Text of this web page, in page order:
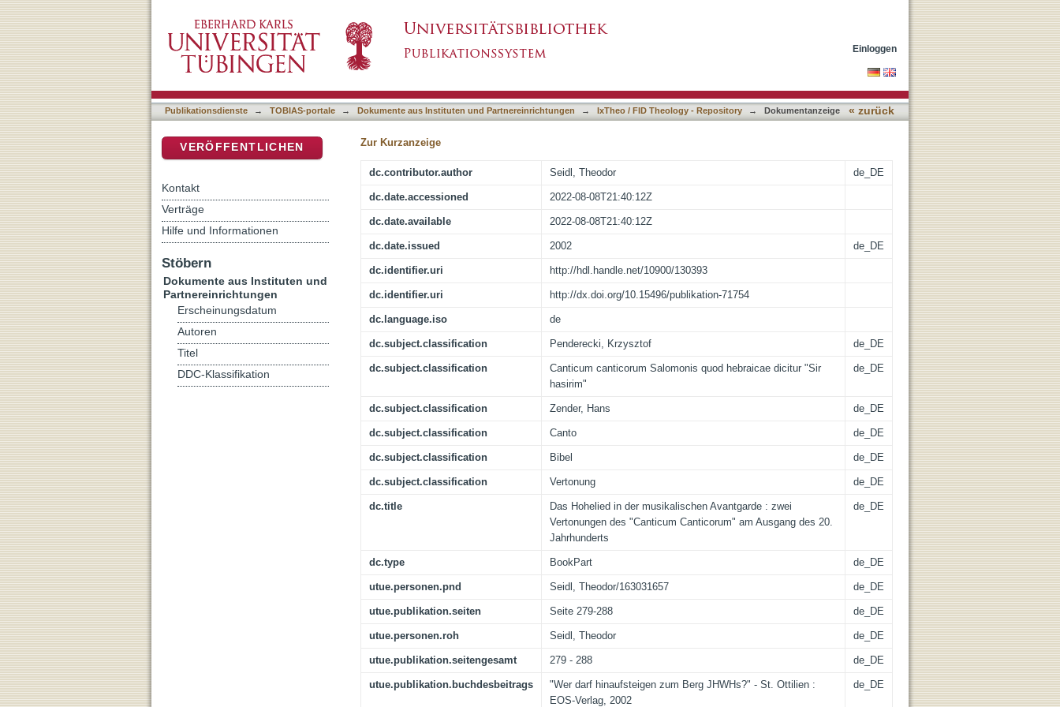
Ausgang des 20. Jahrhunderts
Einloggen
Publikationsdienste → TOBIAS-portale → Dokumente aus Instituten und Partnereinrichtungen → IxTheo / FID Theology - Repository → Dokumentanzeige « zurück
Zur Kurzanzeige
dc.contributor.author Seidl, Theodor de_DE
dc.date.accessioned 2022-08-08T21:40:12Z
dc.date.available 2022-08-08T21:40:12Z
dc.date.issued 2002 de_DE
dc.identifier.uri http://hdl.handle.net/10900/130393
dc.identifier.uri http://dx.doi.org/10.15496/publikation-71754
dc.language.iso de
dc.subject.classification Penderecki, Krzysztof de_DE
dc.subject.classification
Canticum canticorum Salomonis quod hebraicae dicitur "Sir
hasirim"
de_DE
dc.subject.classification Zender, Hans de_DE
dc.subject.classification Canto de_DE
dc.subject.classification Bibel de_DE
dc.subject.classification Vertonung de_DE
dc.title
Das Hohelied in der musikalischen Avantgarde : zwei
Vertonungen des "Canticum Canticorum" am Ausgang des 20.
Jahrhunderts
de_DE
dc.type BookPart de_DE
utue.personen.pnd Seidl, Theodor/163031657 de_DE
utue.publikation.seiten Seite 279-288 de_DE
utue.personen.roh Seidl, Theodor de_DE
utue.publikation.seitengesamt 279 - 288 de_DE
utue.publikation.buchdesbeitrags
"Wer darf hinaufsteigen zum Berg JHWHs?" - St. Ottilien :
EOS-Verlag, 2002
de_DE
VERÖFFENTLICHEN
Kontakt
Verträge
Hilfe und Informationen
Stöbern
Dokumente aus Instituten und
Partnereinrichtungen
Erscheinungsdatum
Autoren
Titel
DDC-Klassifikation